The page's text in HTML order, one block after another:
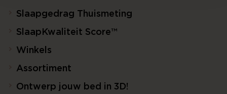
Slaapgedrag Thuismeting
SlaapKwaliteit Score™
Winkels
Assortiment
Ontwerp jouw bed in 3D!